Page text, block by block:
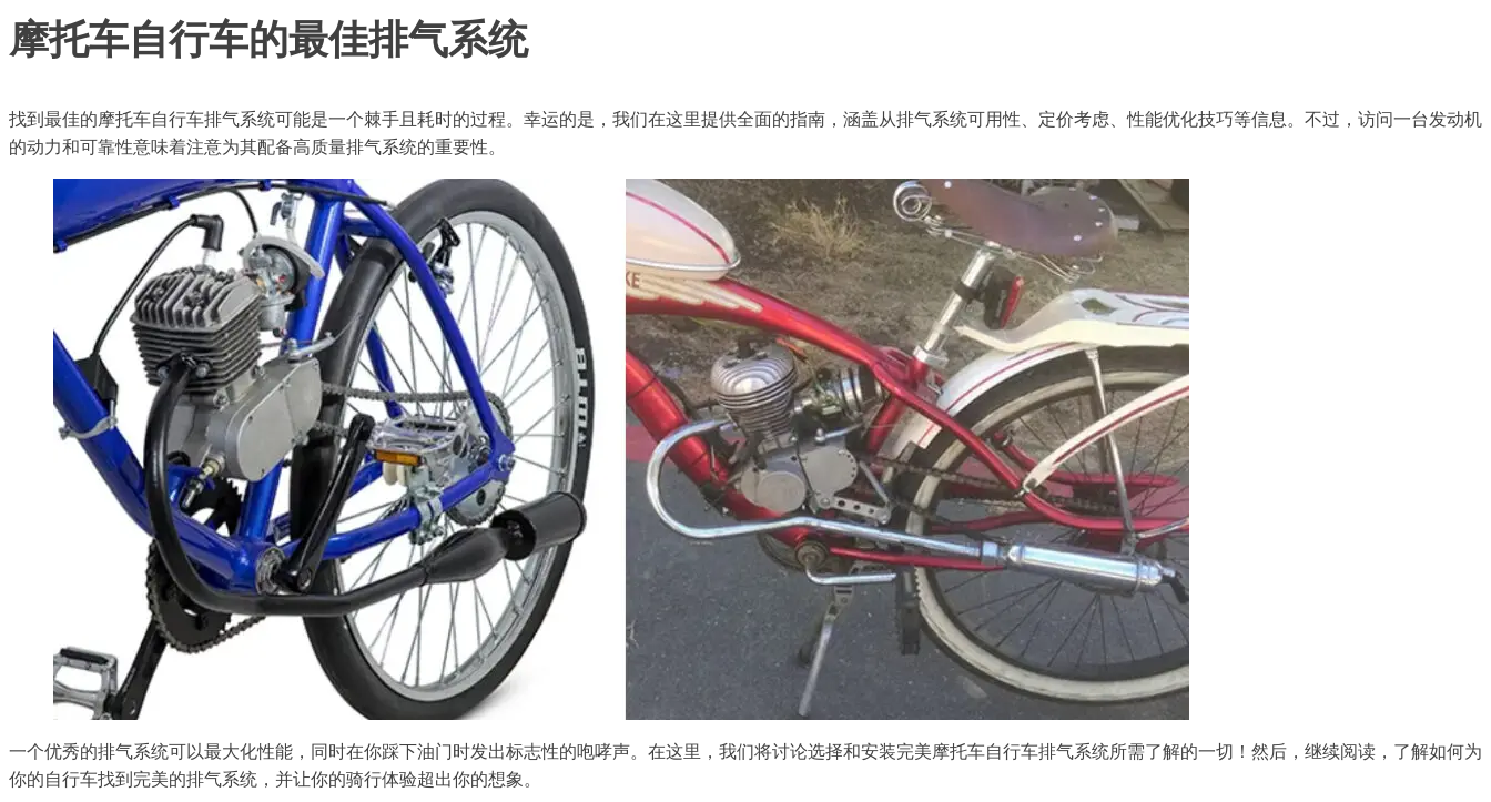
摩托车自行车的最佳排气系统
找到最佳的摩托车自行车排气系统可能是一个棘手且耗时的过程。幸运的是，我们在这里提供全面的指南，涵盖从排气系统可用性、定价考虑、性能优化技巧等信息。不过，访问一台发动机
的动力和可靠性意味着注意为其配备高质量排气系统的重要性。
一个优秀的排气系统可以最大化性能，同时在你踩下油门时发出标志性的咆哮声。在这里，我们将讨论选择和安装完美摩托车自行车排气系统所需了解的一切！然后，继续阅读，了解如何为
你的自行车找到完美的排气系统，并让你的骑行体验超出你的想象。